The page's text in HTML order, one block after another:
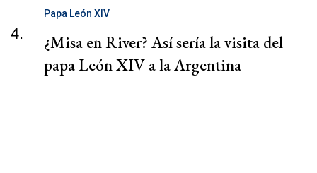
4.
Papa León XIV
¿Misa en River? Así sería la visita del
papa León XIV a la Argentina